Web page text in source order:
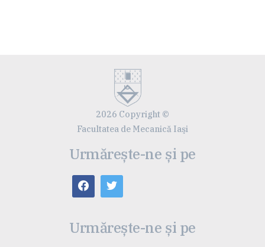
2026 Copyright ©
Facultatea de Mecanică Iaşi
Urmărește-ne și pe
Urmărește-ne și pe